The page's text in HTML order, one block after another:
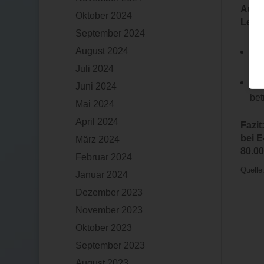
Fazit:
bei
Oktober 2024
September 2024
August 2024
Juli 2024
Juni 2024
Mai 2024
April 2024
März 2024
Februar 2024
Januar 2024
Dezember 2023
November 2023
Oktober 2023
September 2023